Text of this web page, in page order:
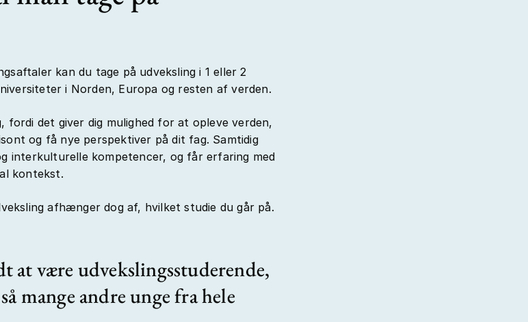
kan du tage på udveksling i 1 eller 2
i Norden, Europa og resten af verden.
fordi det giver dig mulighed for at opleve verden,
og få nye perspektiver på dit fag. Samtidig
interkulturelle kompetencer, og får erfaring med
kontekst.
afhænger dog af, hvilket studie du går på.
at være udvekslingsstuderende,
mange andre unge fra hele